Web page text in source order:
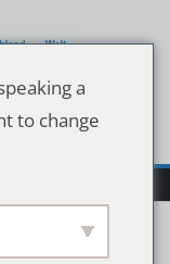
a
to change